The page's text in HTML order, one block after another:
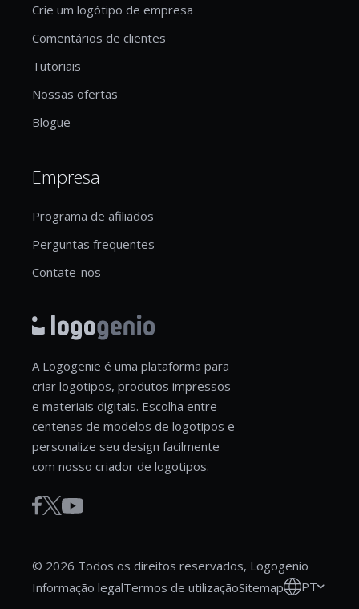
Crie um logótipo de empresa
Comentários de clientes
Tutoriais
Nossas ofertas
Blogue
Empresa
Programa de afiliados
Perguntas frequentes
Contate-nos
A Logogenie é uma plataforma para
criar logotipos, produtos impressos
e materiais digitais. Escolha entre
centenas de modelos de logotipos e
personalize seu design facilmente
com nosso criador de logotipos.
© 2026 Todos os direitos reservados, Logogenio
Informação legalTermos de utilizaçãoSitemap PT